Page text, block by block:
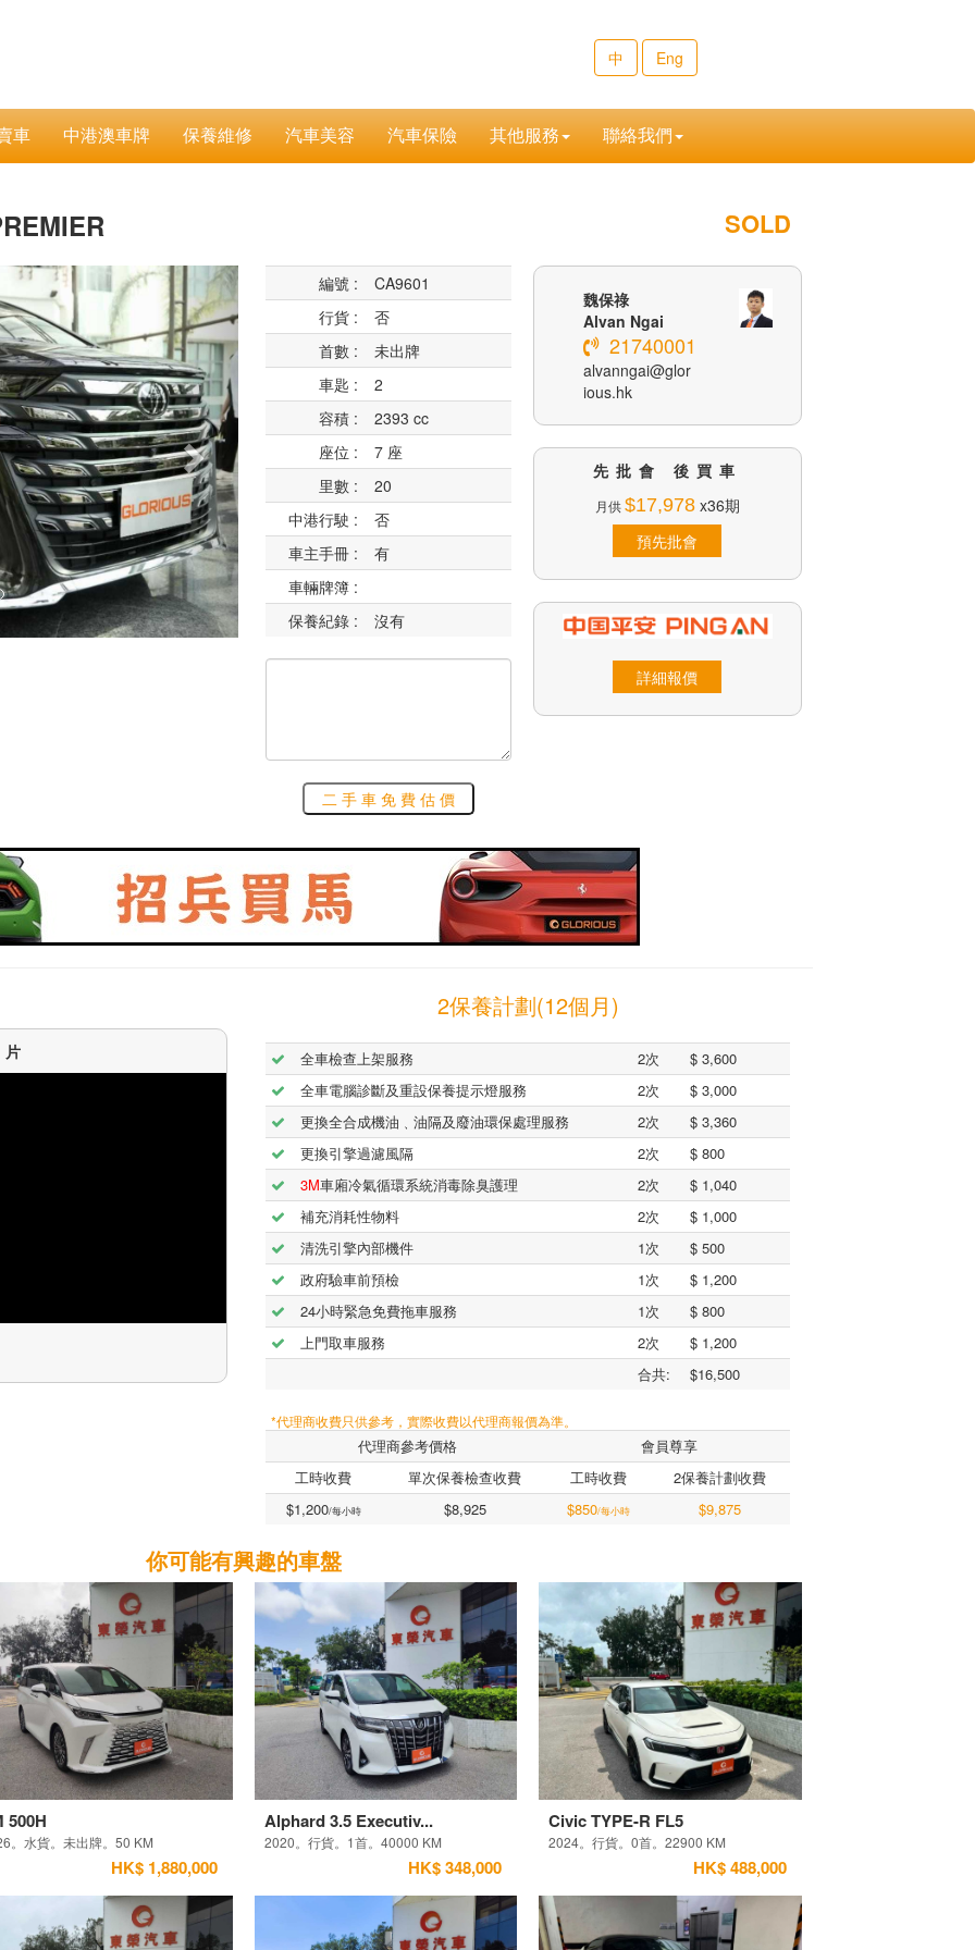
中 Eng
車 中港澳車牌 保養維修 汽車美容 汽車保險 其他服務 聯絡我們
SOLD
Next 編號 :
CA9601
行貨 :
否
首數 :
未出牌
車匙 :
2
容積 :
2393 cc
座位 :
7 座
里數 :
20
中港行駛 :
否
車主手冊 :
有
車輛牌簿 :
保養紀錄 :
沒有
二 手 車 免 費 估 價
魏保祿
Alvan Ngai
21740001
alvanngai@glor
ious.hk
先批會 後買車
月供$17,978x36期
預先批會
詳細報價
2保養計劃(12個月)
全車檢查上架服務 2次
$ 3,600
全車電腦診斷及重設保養提示燈服務
2次
$ 3,000
更換全合成機油﹑油隔及廢油環保處理服務
2次
$ 3,360
更換引擎過濾風隔
2次
$ 800
3M車廂冷氣循環系統消毒除臭護理 2次
$ 1,040
補充消耗性物料
2次
$ 1,000
清洗引擎內部機件
1次
$ 500
政府驗車前預檢
1次
$ 1,200
24小時緊急免費拖車服務
1次
$ 800
上門取車服務
2次
$ 1,200
合共:
$16,500
*代理商收費只供參考，實際收費以代理商報價為準。
代理商參考價格
會員尊享
工時收費
單次保養檢查收費 工時收費
2保養計劃收費
$1,200/每小時 $8,925 $850/每小時 $9,875
你可能有興趣的車盤
500H
。水貨。未出牌。50 KM
HK$ 1,880,000
Alphard 3.5 Executiv...
2020。行貨。1首。40000 KM
HK$ 348,000
Civic TYPE-R FL5
2024。行貨。0首。22900 KM
HK$ 488,000